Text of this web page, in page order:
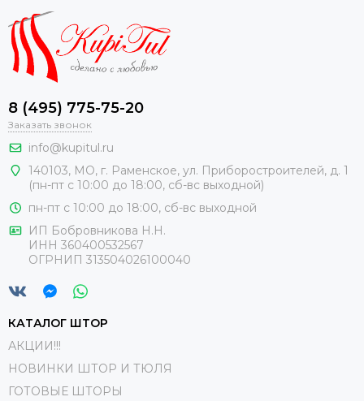
8 (495) 775-75-20
Заказать звонок
info@kupitul.ru
140103, МО, г. Раменское, ул. Приборостроителей, д. 1
(пн-пт с 10:00 до 18:00, сб-вс выходной)
пн-пт с 10:00 до 18:00, сб-вс выходной
ИП Бобровникова Н.Н.
ИНН 360400532567
ОГРНИП 313504026100040
КАТАЛОГ ШТОР
АКЦИИ!!!
НОВИНКИ ШТОР И ТЮЛЯ
ГОТОВЫЕ ШТОРЫ